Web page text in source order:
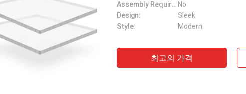
Assembly Required: No
Design:
Sleek
Style:
Modern
최고의 가격